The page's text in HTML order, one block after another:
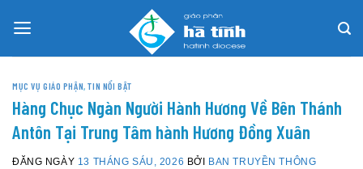
MỤC VỤ GIÁO PHẬN,TIN NỔI BẬT
Hàng Chục Ngàn Người Hành Hương Về Bên Thánh
Antôn Tại Trung Tâm hành Hương Đồng Xuân
ĐĂNG NGÀY 13 THÁNG SÁU, 2026 BỞI BAN TRUYỀN THÔNG